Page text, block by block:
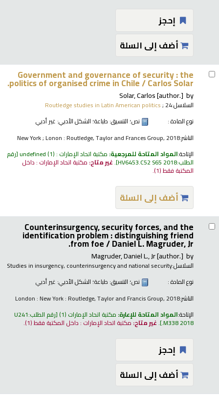
إحجز
أضف إلى السلة
Government and governance of security : the
politics of organised crime in Chile /Carlos Solar.
by
Solar, Carlos[author.]
السلاسل: Routledge studies in Latin American politics; 24
نوع المادة :
نص؛ التنسيق: طباعة؛ الشكل الأدبي: غير أدبي
الناشر:New York ; Lonon : Routledge, Taylor and Frances Group, 2018
الإتاحة:المواد المتاحة للمرجعية: مكتبة اتحاد الإمارات : undefined(1) رقم
الطلب:HV6453.C52 S65 2018
.غير متاح: مكتبة اتحاد الإمارات : داخل
المكتبة فقط(1).
أضف إلى السلة
Counterinsurgency, security forces, and the
identification problem : distinguishing friend
from foe /Daniel L. Magruder, Jr.
by
Magruder, Daniel L., Jr[author.]
السلاسل:Studies in insurgency, counterinsurgency and national security
نوع المادة :
نص؛ التنسيق: طباعة؛ الشكل الأدبي: غير أدبي
الناشر:London : New York : Routledge, Taylor and Francis Group, 2018
الإتاحة:المواد المتاحة للإعارة: مكتبة اتحاد الإمارات (1) رقم الطلب:U241
.M338 2018
.غير متاح:مكتبة اتحاد الإمارات : داخل المكتبة فقط(1).
إحجز
أضف إلى السلة